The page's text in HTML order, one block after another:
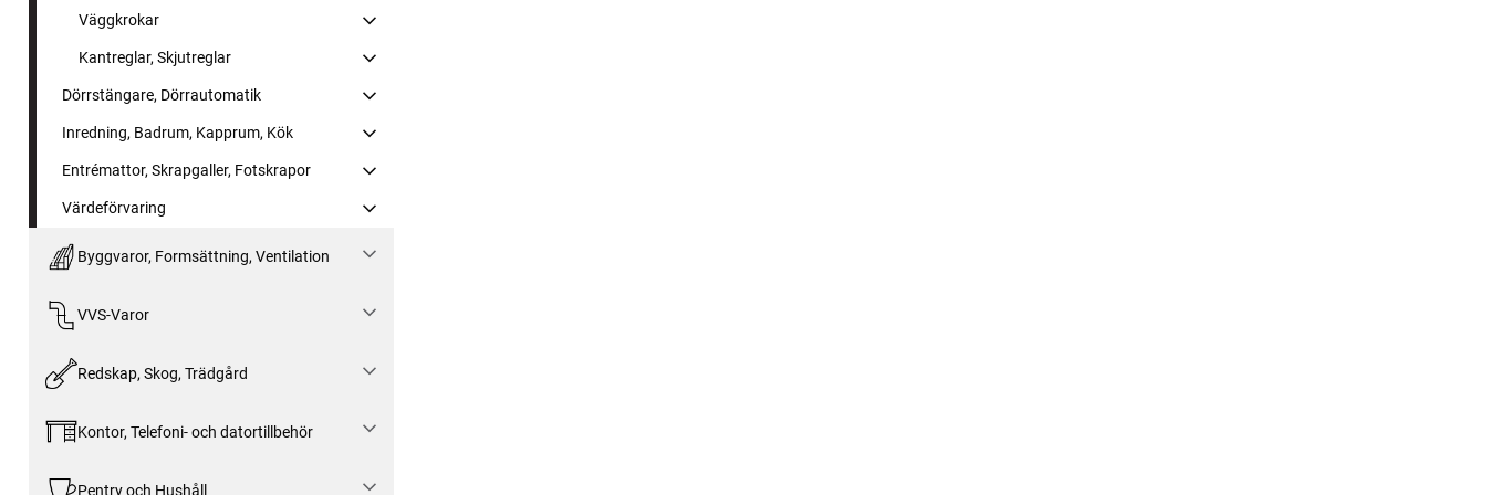
Väggkrokar
Kantreglar, Skjutreglar
Dörrstängare, Dörrautomatik
Inredning, Badrum, Kapprum, Kök
Entrémattor, Skrapgaller, Fotskrapor
Värdeförvaring
Byggvaror, Formsättning, Ventilation
VVS-Varor
Redskap, Skog, Trädgård
Kontor, Telefoni- och datortillbehör
Pentry och Hushåll